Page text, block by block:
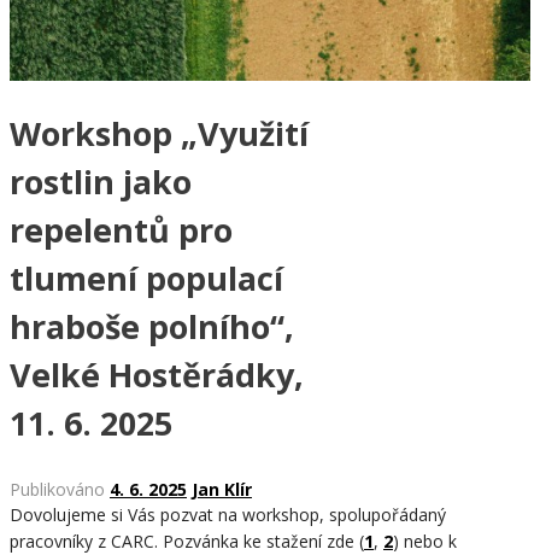
Workshop „Využití
rostlin jako
repelentů pro
tlumení populací
hraboše polního“,
Velké Hostěrádky,
11. 6. 2025
Publikováno 4. 6. 2025 Jan Klír
Dovolujeme si Vás pozvat na workshop, spolupořádaný
pracovníky z CARC. Pozvánka ke stažení zde (1, 2) nebo k